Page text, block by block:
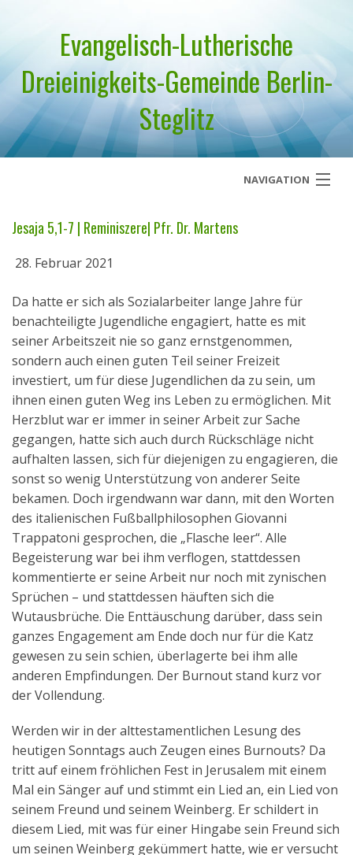
Evangelisch-Lutherische
Dreieinigkeits-Gemeinde Berlin-
Steglitz
NAVIGATION
Über uns
Geistliches Wort
Termine
Aktuelles
Kontakt
English
Jesaja 5,1-7 | Reminiszere| Pfr. Dr. Martens
28. Februar 2021
Da hatte er sich als Sozialarbeiter lange Jahre für
benachteiligte Jugendliche engagiert, hatte es mit
seiner Arbeitszeit nie so ganz ernstgenommen,
sondern auch einen guten Teil seiner Freizeit
investiert, um für diese Jugendlichen da zu sein, um
ihnen einen guten Weg ins Leben zu ermöglichen. Mit
Herzblut war er immer in seiner Arbeit zur Sache
gegangen, hatte sich auch durch Rückschläge nicht
aufhalten lassen, sich für diejenigen zu engagieren, die
sonst so wenig Unterstützung von anderer Seite
bekamen. Doch irgendwann war dann, mit den Worten
des italienischen Fußballphilosophen Giovanni
Trappatoni gesprochen, die „Flasche leer“. Alle
Begeisterung war bei ihm verflogen, stattdessen
kommentierte er seine Arbeit nur noch mit zynischen
Sprüchen – und stattdessen häuften sich die
Wutausbrüche. Die Enttäuschung darüber, dass sein
ganzes Engagement am Ende doch nur für die Katz
gewesen zu sein schien, überlagerte bei ihm alle
anderen Empfindungen. Der Burnout stand kurz vor
der Vollendung.
Werden wir in der alttestamentlichen Lesung des
heutigen Sonntags auch Zeugen eines Burnouts? Da
tritt auf einem fröhlichen Fest in Jerusalem mit einem
Mal ein Sänger auf und stimmt ein Lied an, ein Lied von
seinem Freund und seinem Weinberg. Er schildert in
diesem Lied, mit was für einer Hingabe sein Freund sich
um seinen Weinberg gekümmert hatte, wie er versucht